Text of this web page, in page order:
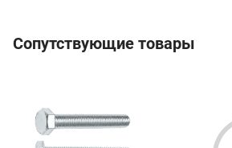
Сопутствующие товары